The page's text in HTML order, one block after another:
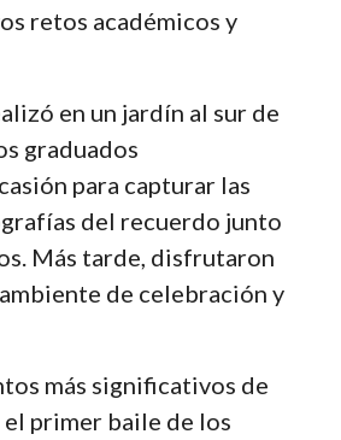
retos académicos y
en un jardín al sur de
graduados
para capturar las
del recuerdo junto
Más tarde, disfrutaron
de celebración y
más significativos de
primer baile de los